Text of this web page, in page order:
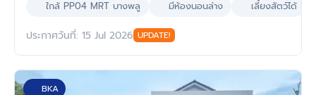
ใกล้ PP04 MRT บางพลู
มีห้องนอนล่าง เลี้ยงสัตว์ได้
ประกาศวันที่: 15 Jul 2026 UPDATE!
BKA